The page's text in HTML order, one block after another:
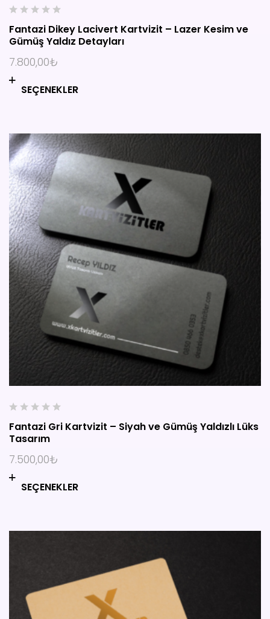
SEÇENEKLER
0
o
u
t
o
f
Fantazi Dikey Lacivert Kartvizit – Lazer Kesim ve
Gümüş Yaldız Detayları
7.800,00₺
SEÇENEKLER
0
o
u
t
o
f
Fantazi Gri Kartvizit – Siyah ve Gümüş Yaldızlı Lüks
Tasarım
7.500,00₺